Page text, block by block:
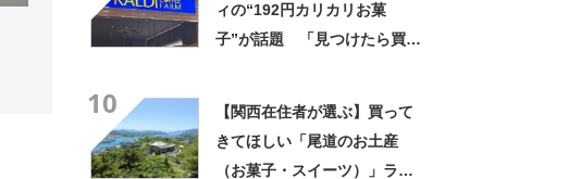
ィの“192円カリカリお菓
子”が話題 「見つけたら買う
10
【関西在住者が選ぶ】買って
きてほしい「尾道のお土産
（お菓子・スイーツ）」ラン